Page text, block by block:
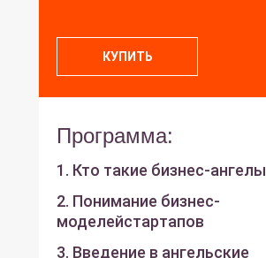
КУПИТЬ
Программа:
1. Кто такие бизнес-ангелы
2. Понимание бизнес-
моделейстартапов
3. Введение в ангельские